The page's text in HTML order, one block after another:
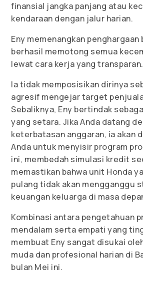
finansial jangka panjang atau
kendaraan dengan jalur harian.
Eny memenangkan penghargaan
berhasil memotong semua
lewat cara kerja yang transparan.
Ia tidak memposisikan dirinya
agresif mengejar target
Sebaliknya, Eny bertindak
yang setara. Jika Anda datang
keterbatasan anggaran, ia akan
Anda untuk menyisir program
ini, membedah simulasi kredit
memastikan bahwa unit Honda
pulang tidak akan mengganggu
keuangan keluarga di masa
Kombinasi antara pengetahuan
mendalam serta empati yang
membuat Eny sangat disukai
muda dan profesional harian di
bulan Mei ini.